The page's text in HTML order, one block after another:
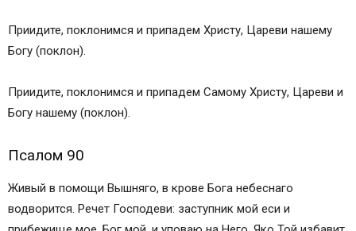
Кондак, глас 8-й
Икос
Песнь 8
Песнь 9
Молитва
Канон и молитва о усопших многих.
Иные популярные молитвы:
Приидите, поклонимся и припадем Христу, Цареви нашему
Богу (поклон).
Приидите, поклонимся и припадем Самому Христу, Цареви и
Богу нашему (поклон).
Псалом 90
Живый в помощи Вышняго, в крове Бога небеснаго
водворится. Речет Господеви: заступник мой еси и